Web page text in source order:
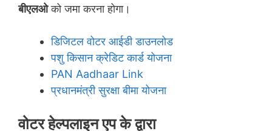
बीएलओको जमा करना होगा।
डिजिटल वोटर आईडी डाउनलोड
पशु किसान क्रेडिट कार्ड योजना
PAN Aadhaar Link
प्रधानमंत्री सुरक्षा बीमा योजना
वोटर हेल्पलाइन एप के द्वारा